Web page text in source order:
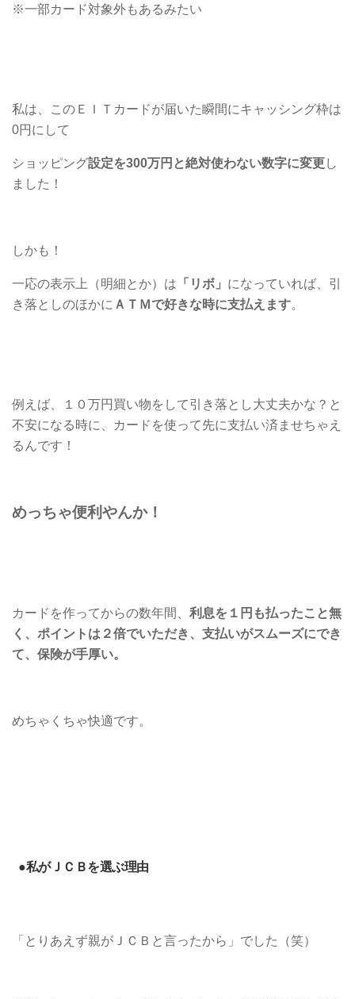
※一部カード対象外もあるみたい
私は、このＥＩＴカードが届いた瞬間にキャッシング枠は
0円にして
ショッピング設定を300万円と絶対使わない数字に変更し
ました！
しかも！
一応の表示上（明細とか）は 「リボ」 になっていれば、引
き落としのほかに ＡＴＭで好きな時に支払えます。
例えば、１０万円買い物をして引き落とし大丈夫かな？と
不安になる時に、カードを使って先に支払い済ませちゃえ
るんです！
めっちゃ便利やんか！
カードを作ってからの数年間、 利息を１円も払ったこと無
く、ポイントは２倍でいただき、支払いがスムーズにでき
て、保険が手厚い。
めちゃくちゃ快適です。
●私がＪＣＢを選ぶ理由
「とりあえず親がＪＣＢと言ったから」でした（笑）